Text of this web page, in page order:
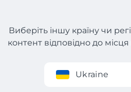
Реєстрація
Виберіть іншу країну чи
контент відповідно до
Ukraine
Знижки EcoFlow та Bluetti!